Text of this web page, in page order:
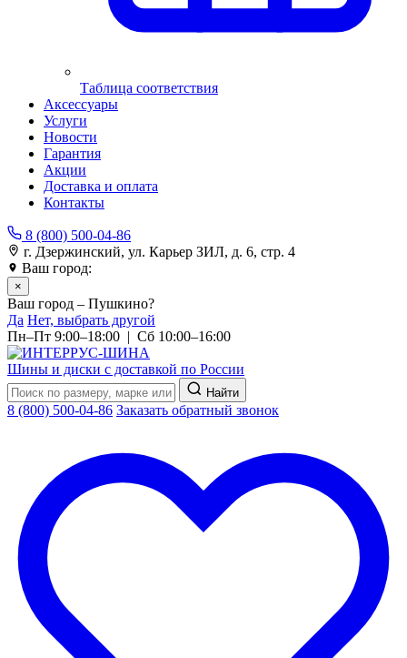
Таблица соответствия
Аксессуары
Услуги
Новости
Гарантия
Акции
Доставка и оплата
Контакты
8 (800) 500-04-86
г. Дзержинский, ул. Карьер ЗИЛ, д. 6, стр. 4
Ваш город:
×
Ваш город – Пушкино?
Да Нет, выбрать другой
Пн–Пт 9:00–18:00 | Сб 10:00–16:00
Шины и диски с доставкой по России
Найти
8 (800) 500-04-86 Заказать обратный звонок